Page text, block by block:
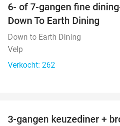
6- of 7-gangen fine
Down To Earth Dining
Down to Earth Dining
Velp
Verkocht: 262
3-gangen keuzediner +